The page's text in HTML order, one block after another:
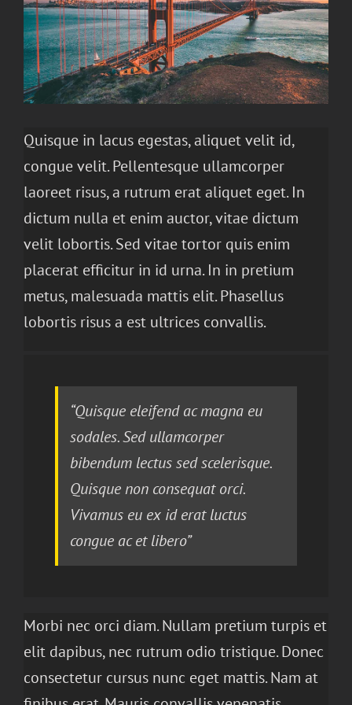
Quisque in lacus egestas, aliquet velit id,
congue velit. Pellentesque ullamcorper
laoreet risus, a rutrum erat aliquet eget. In
dictum nulla et enim auctor, vitae dictum
velit lobortis. Sed vitae tortor quis enim
placerat efficitur in id urna. In in pretium
metus, malesuada mattis elit. Phasellus
lobortis risus a est ultrices convallis.
“Quisque eleifend ac magna eu
sodales. Sed ullamcorper
bibendum lectus sed scelerisque.
Quisque non consequat orci.
Vivamus eu ex id erat luctus
congue ac et libero”
Morbi nec orci diam. Nullam pretium turpis et
elit dapibus, nec rutrum odio tristique. Donec
consectetur cursus nunc eget mattis. Nam at